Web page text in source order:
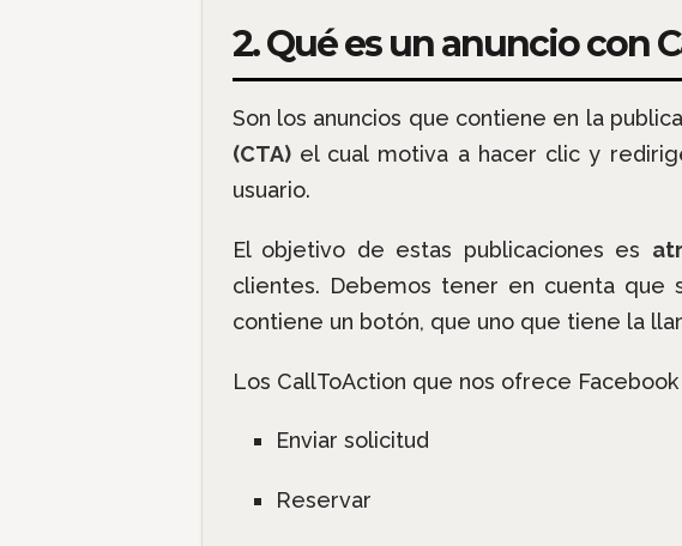
2. Qué es un anuncio con
Son los anuncios que contiene en la
(CTA)el cual motiva a hacer clic y
usuario.
El objetivo de estas publicaciones es
clientes. Debemos tener en cuenta que
contiene un botón, que uno que tiene la
Los CallToAction que nos ofrece
Enviar solicitud
Reservar